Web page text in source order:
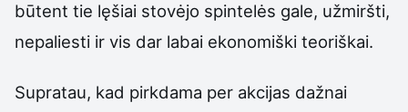
būtent tie lęšiai stovėjo spintelės gale, užmiršti,
nepaliesti ir vis dar labai ekonomiški teoriškai.
Supratau, kad pirkdama per akcijas dažnai